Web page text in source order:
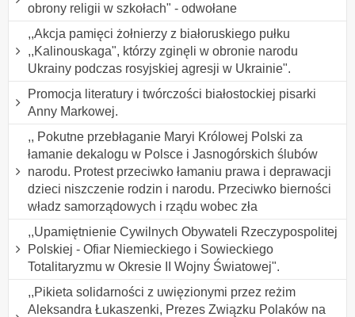
obrony religii w szkołach" - odwołane
,,Akcja pamięci żołnierzy z białoruskiego pułku
,,Kalinouskaga", którzy zginęli w obronie narodu
Ukrainy podczas rosyjskiej agresji w Ukrainie".
Promocja literatury i twórczości białostockiej pisarki
Anny Markowej.
,, Pokutne przebłaganie Maryi Królowej Polski za
łamanie dekalogu w Polsce i Jasnogórskich ślubów
narodu. Protest przeciwko łamaniu prawa i deprawacji
dzieci niszczenie rodzin i narodu. Przeciwko bierności
władz samorządowych i rządu wobec zła
,,Upamiętnienie Cywilnych Obywateli Rzeczypospolitej
Polskiej - Ofiar Niemieckiego i Sowieckiego
Totalitaryzmu w Okresie II Wojny Światowej".
,,Pikieta solidarności z uwięzionymi przez reżim
Aleksandra Łukaszenki, Prezes Związku Polaków na